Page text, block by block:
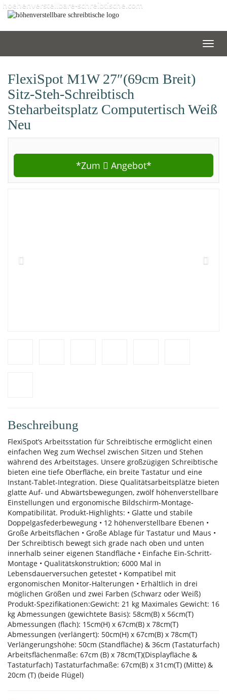
Skip
hoehenverstellbare-schreibtische.com
FlexiSpot M1W 27″(69cm Breit)
Sitz-Steh-Schreibtisch
Steharbeitsplatz Computertisch Weiß
Neu
*Zum Angebot*
Beschreibung
FlexiSpot’s Arbeitsstation für Schreibtische ermöglicht einen
einfachen Weg zum Wechsel zwischen Sitzen und Stehen
während des Arbeitstages. Unsere großzügigen Schreibtische
bieten eine tiefe Oberfläche, ein breite Tastatur und eine
Instant-Tablet-Integration. Diese Qualitätsarbeitsplätze bieten
glatte Auf- und Abwärtsbewegungen, zwölf höhenverstellbare
Einstellungen und ergonomische Bildschirm-Montage-
Kompatibilität. Produkt-Highlights: • Glatte und stabile
Doppelgasfederbewegung • 12 höhenverstellbare Ebenen •
Große Arbeitsflächen • Große Ablage für Tastatur und Maus •
Der Schreibtisch bewegt sich grade nach oben und unten
innerhalb seiner eigenen Standfläche • Einfache Ein-Schritt-
Montage • Qualitätskonstruktion; 6000 Mal in
Lebensdauerversuchen getestet • Kompatibel mit
ergonomischen Monitor-Halterungen • Erhältlich in drei
möglichen Größen und zwei Farben (Schwarz oder Weiß)
Produkt-Spezifikationen:Gewicht: 21 kg Maximales Gewicht: 16
kg Abmessungen (gewichtete Basis): 58cm(B) x 56cm(T)
Abmessungen (flach): 15cm(H) x 67cm(B) x 78cm(T)
Abmessungen (verlängert): 50cm(H) x 67cm(B) x 78cm(T)
Verlängerungshöhe: 50cm (Standfläche) & 36cm (Tastaturfach)
Arbeitsflächenmaße: 67cm (B) x 78cm(T)(Displayfläche &
Tastaturfach) Tastaturfachmaße: 67cm(B) x 31cm(T) (Mitte) &
20cm (T) (beide Flügel)